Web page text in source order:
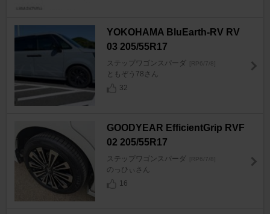
YOKOHAMA BluEarth-RV RV
03 205/55R17
ステップワゴンスパーダ [RP6/7/8]
ともぞう78さん
32
GOODYEAR EfficientGrip RVF
02 205/55R17
ステップワゴンスパーダ [RP6/7/8]
のっひぃさん
16